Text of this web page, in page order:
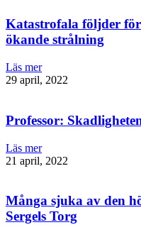
Katastrofala följder
ökande strålning
Läs mer
29 april, 2022
Professor:
Läs mer
21 april, 2022
Många sjuka av den
Sergels Torg